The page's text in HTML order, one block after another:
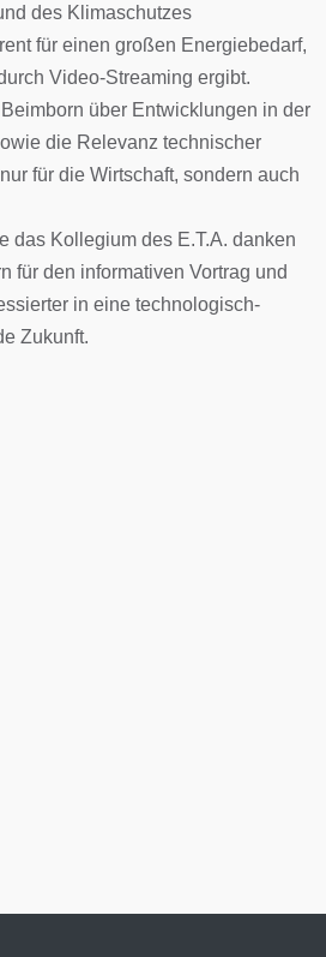
des Klimaschutzes
für einen großen Energiebedarf,
Video-Streaming ergibt.
über Entwicklungen in der
die Relevanz technischer
für die Wirtschaft, sondern auch
das Kollegium des E.T.A. danken
für den informativen Vortrag und
in eine technologisch-
Zukunft.